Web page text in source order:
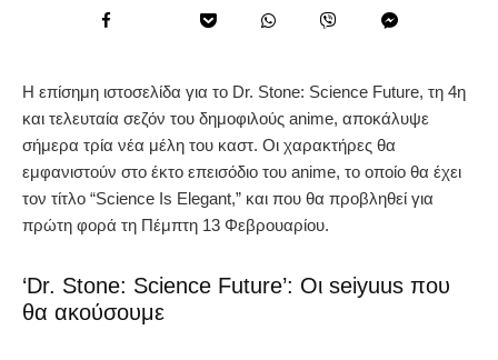
Η επίσημη ιστοσελίδα για το Dr. Stone: Science Future, τη 4η
και τελευταία σεζόν του δημοφιλούς anime, αποκάλυψε
σήμερα τρία νέα μέλη του καστ. Οι χαρακτήρες θα
εμφανιστούν στο έκτο επεισόδιο του anime, το οποίο θα έχει
τον τίτλο “Science Is Elegant,” και που θα προβληθεί για
πρώτη φορά τη Πέμπτη 13 Φεβρουαρίου.
‘Dr. Stone: Science Future’: Οι seiyuus που
θα ακούσουμε